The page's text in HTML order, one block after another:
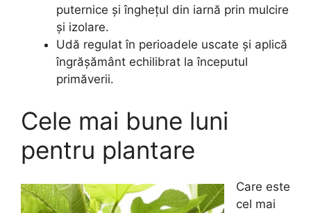
puternice și înghețul din iarnă prin mulcire
și izolare.
Udă regulat în perioadele uscate și aplică
îngrășământ echilibrat la începutul
primăverii.
Cele mai bune luni
pentru plantare
Care este
cel mai